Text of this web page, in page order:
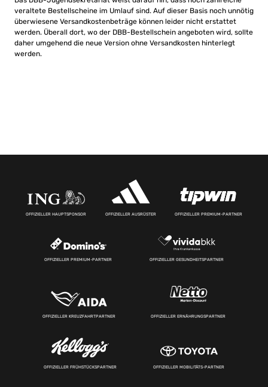
veraltete Bestellscheine im Umlauf sind. Auf dieser Basis noch unnötig
überwiesene Versandkostenbeträge können leider nicht erstattet
werden. Überall dort, wo der DBB-Bestellschein angeboten wird, sollte
daher umgehend die neue Version ohne Versandkosten hinterlegt
werden.
OFFIZIELLER HAUPTSPONSOR OFFIZIELLER AUSRÜSTER OFFIZIELLER PREMIUM-PARTNER
OFFIZIELLER PREMIUM-PARTNER OFFIZIELLER GESUNDHEITSPARTNER
OFFIZIELLER KREUZFAHRTPARTNER OFFIZIELLER ERNÄHRUNGSPARTNER
OFFIZIELLER FRÜHSTÜCKSPARTNER OFFIZIELLER MOBILITÄTS-PARTNER